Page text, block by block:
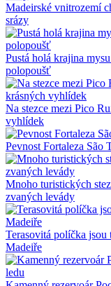
Madeirské vnitrozemí
srázy
Pustá holá krajina
polopoušť
Na stezce mezi Pico
vyhlídek
Pevnost Fortaleza São
Mnoho turistických
zvaných levády
Terasovitá políčka
Madeiře